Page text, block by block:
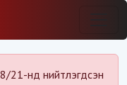
21-нд нийтлэгдсэн